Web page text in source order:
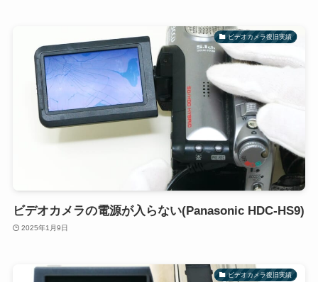
ビデオカメラ復旧実績
ビデオカメラの電源が入らない(Panasonic HDC-HS9)
2025年1月9日
ビデオカメラ復旧実績